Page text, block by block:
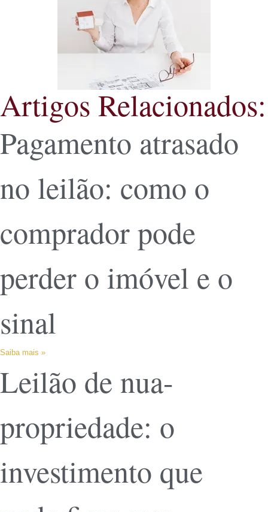
Artigos Relacionados:
Pagamento atrasado
no leilão: como o
comprador pode
perder o imóvel e o
sinal
Saiba mais »
Leilão de nua-
propriedade: o
investimento que